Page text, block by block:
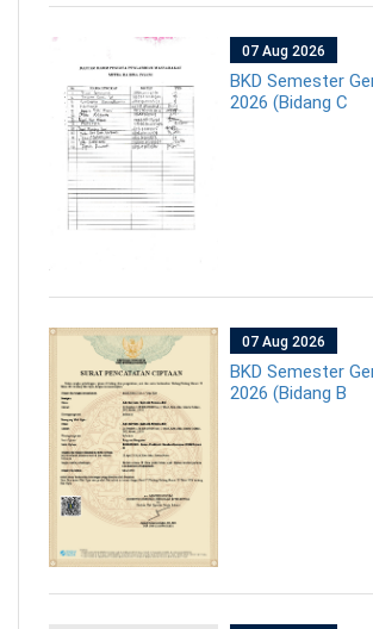
07 Aug 2026
BKD Semester
2026 (Bidang C
07 Aug 2026
BKD Semester
2026 (Bidang B